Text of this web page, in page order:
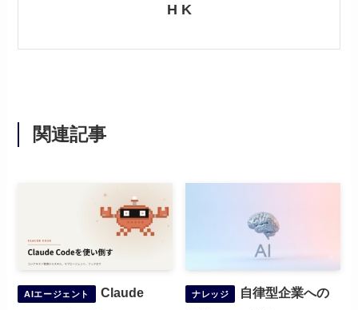
H K
関連記事
AIエージェント
Claude
ナレッジ
自律型企業への